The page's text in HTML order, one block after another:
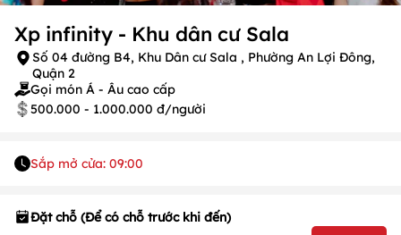
Xp infinity - Khu dân cư Sala
Số 04 đường B4, Khu Dân cư Sala , Phường An Lợi Đông,
Quận 2
Gọi món Á - Âu cao cấp
500.000 - 1.000.000 đ/người
Sắp mở cửa: 09:00
Đặt chỗ (Để có chỗ trước khi đến)
/1